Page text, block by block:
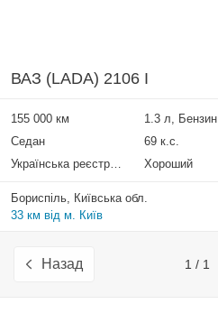
ВАЗ (LADA) 2106 I
155 000 км 1.3 л, Бензин
Седан
69 к.с.
Українська реєстрація
Хороший
Бориспіль, Київська обл.
33 км від м. Київ
Назад 1 / 1